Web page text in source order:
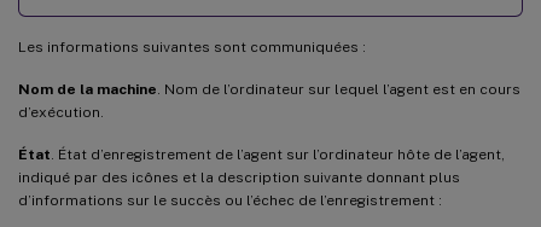
Les informations suivantes sont communiquées :
Nom de la machine . Nom de l’ordinateur sur lequel l’agent est en cours
d’exécution.
État . État d’enregistrement de l’agent sur l’ordinateur hôte de l’agent,
indiqué par des icônes et la description suivante donnant plus
d’informations sur le succès ou l’échec de l’enregistrement :